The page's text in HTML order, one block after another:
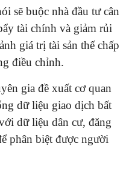
sẽ buộc nhà đầu tư cân
tài chính và giảm rủi
giá trị tài sản thế chấp
điều chỉnh.
gia đề xuất cơ quan
dữ liệu giao dịch bất
dữ liệu dân cư, đăng
phân biệt được người
7: